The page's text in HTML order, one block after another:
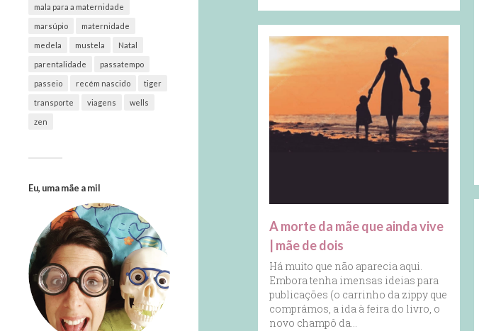
mala para a maternidade
marsúpio maternidade
medela mustela Natal
parentalidade passatempo
passeio recém nascido tiger
transporte viagens wells
zen
Eu, uma mãe a mil
A morte da mãe que ainda vive
| mãe de dois
Há muito que não aparecia aqui.
Embora tenha imensas ideias para
publicações (o carrinho da zippy que
comprámos, a ida à feira do livro, o
novo champô da…